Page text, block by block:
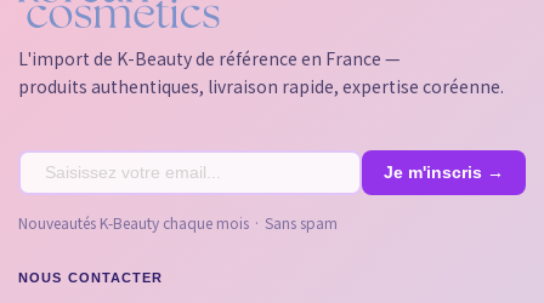
L'import de K-Beauty de référence en France —
produits authentiques, livraison rapide, expertise coréenne.
Nouveautés K-Beauty chaque mois · Sans spam
NOUS CONTACTER